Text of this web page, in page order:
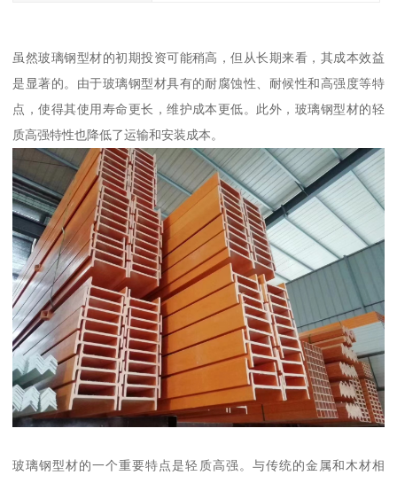
虽然玻璃钢型材的初期投资可能稍高，但从长期来看，其成本效益
是显著的。由于玻璃钢型材具有的耐腐蚀性、耐候性和高强度等特
点，使得其使用寿命更长，维护成本更低。此外，玻璃钢型材的轻
质高强特性也降低了运输和安装成本。
玻璃钢型材的一个重要特点是轻质高强。与传统的金属和木材相